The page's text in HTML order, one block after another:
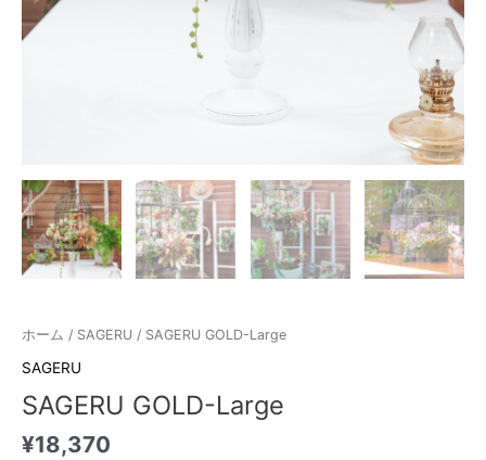
ホーム / SAGERU / SAGERU GOLD-Large
SAGERU
SAGERU GOLD-Large
¥18,370